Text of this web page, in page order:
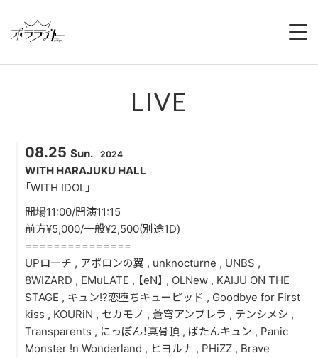
NEWS
MEMBERS
LIVE
YOUTUBE
DISCOGRAPHY
LIVE
08.25 Sun. 2024
WITH HARAJUKU HALL
「WITH IDOL」
開場11:00/開演11:15
前方¥5,000/一般¥2,500(別途1D)
===============
UPローチ , アポロンの翼 , unknocturne , UNBS ,
8WIZARD , EMuLATE , 【eN】 , OLNew , KAIJU ON THE
STAGE , キュン!?恋堕ちキューピッド , Goodbye for First
kiss , KOURiN , セカモノ , 蒼穹アンブレラ , テンシメシ ,
Transparents , にっぽん！真骨頂 , ばたんキュン , Panic
Monster !n Wonderland , ヒヨルナ , PHiZZ , Brave